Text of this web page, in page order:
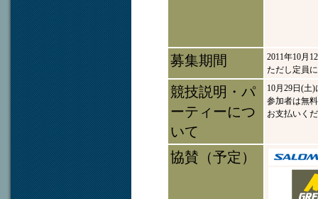
募集期間
2011年10月
ただし定員
競技説明・パ
ーティーにつ
いて
10月29日(土
参加者は無
お支払いく
協賛（予定）